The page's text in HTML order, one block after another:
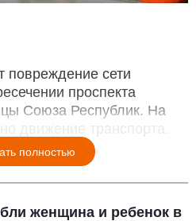
повреждение сети
проспекта
Союза Республик. На
движение транспорта.
полностью
женщина и ребенок в